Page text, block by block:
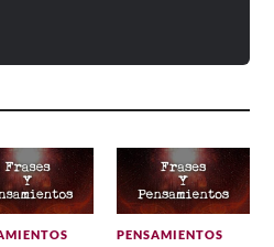
PENSAMIENTOS